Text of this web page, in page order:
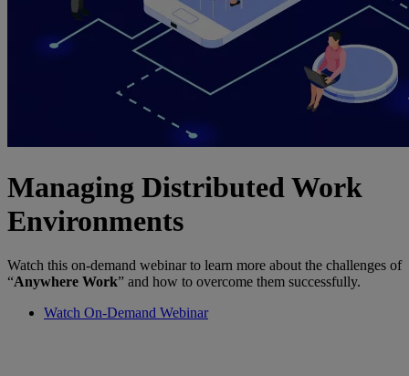
Managing Distributed Work
Environments
Watch this on-demand webinar to learn more about the challenges of
“Anywhere Work” and how to overcome them successfully.
Watch On-Demand Webinar